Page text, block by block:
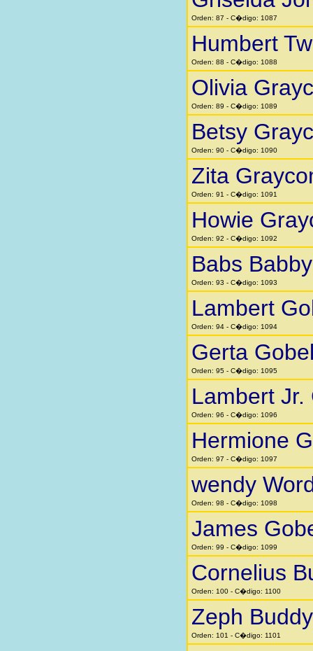
Orden: 87 - C�digo: 1087
Humbert
Orden: 88 - C�digo: 1088
Olivia
Orden: 89 - C�digo: 1089
Betsy
Orden: 90 - C�digo: 1090
Zita
Orden: 91 - C�digo: 1091
Howie
Orden: 92 - C�digo: 1092
Babs
Orden: 93 - C�digo: 1093
Lambert
Orden: 94 - C�digo: 1094
Gerta
Orden: 95 - C�digo: 1095
Lambert Jr.
Orden: 96 - C�digo: 1096
Hermione
Orden: 97 - C�digo: 1097
wendy
Orden: 98 - C�digo: 1098
James
Orden: 99 - C�digo: 1099
Cornelius
Orden: 100 - C�digo: 1100
Zeph
Orden: 101 - C�digo: 1101